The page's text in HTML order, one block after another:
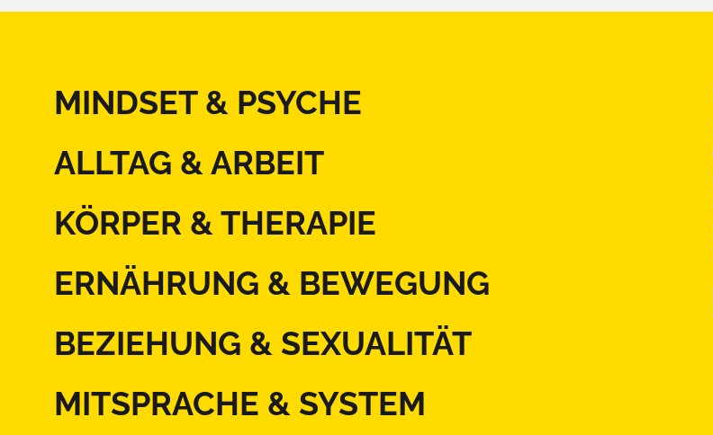
MINDSET & PSYCHE
ALLTAG & ARBEIT
KÖRPER & THERAPIE
ERNÄHRUNG & BEWEGUNG
BEZIEHUNG & SEXUALITÄT
MITSPRACHE & SYSTEM